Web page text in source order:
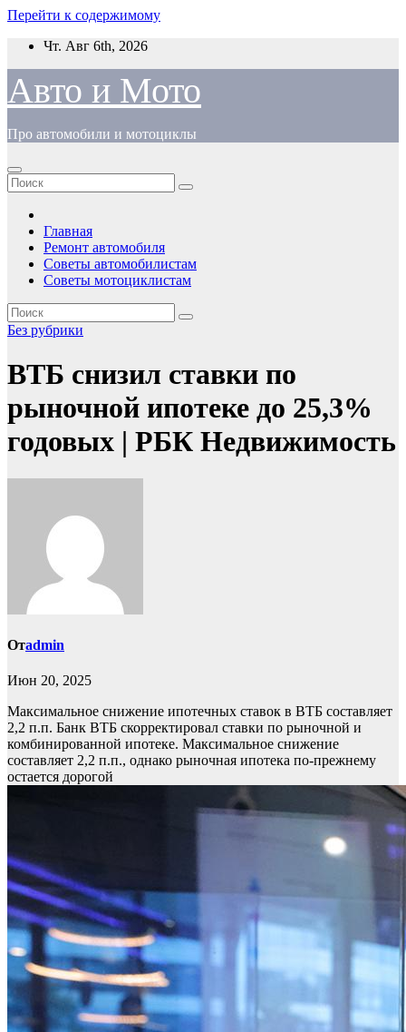
Перейти к содержимому
Чт. Авг 6th, 2026
Авто и Мото
Про автомобили и мотоциклы
Главная
Ремонт автомобиля
Советы автомобилистам
Советы мотоциклистам
Без рубрики
ВТБ снизил ставки по
рыночной ипотеке до 25,3%
годовых | РБК Недвижимость
Отadmin
Июн 20, 2025
Максимальное снижение ипотечных ставок в ВТБ составляет
2,2 п.п. Банк ВТБ скорректировал ставки по рыночной и
комбинированной ипотеке. Максимальное снижение
составляет 2,2 п.п., однако рыночная ипотека по-прежнему
остается дорогой